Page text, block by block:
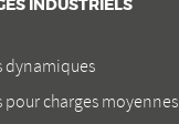
INDUSTRIELS
dynamiques
pour charges moyennes